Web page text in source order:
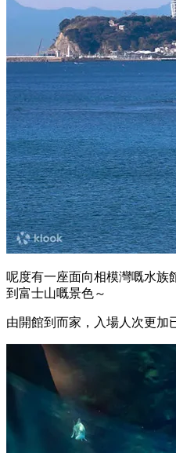
呢度有一座面向相模灣嘅水族
到富士山嘅景色～
由開館到而家，入場人次更加